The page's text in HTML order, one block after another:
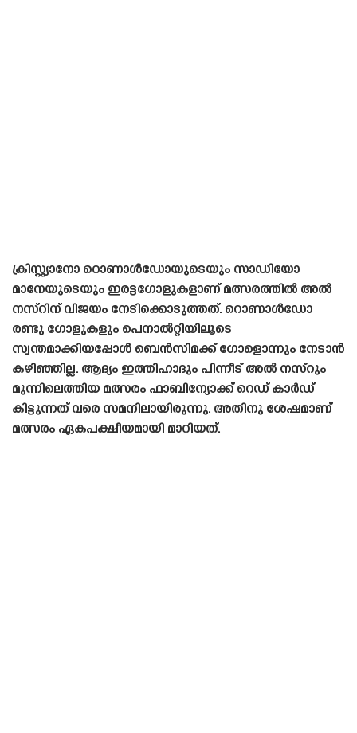
ക്രിസ്റ്റ്യാനോ റൊണാൾഡോയുടെയും സാഡിയോ
മാനേയുടെയും ഇരട്ടഗോളുകളാണ് മത്സരത്തിൽ അൽ
നസ്റിന് വിജയം നേടിക്കൊടുത്തത്. റൊണാൾഡോ
രണ്ടു ഗോളുകളും പെനാൽറ്റിയിലൂടെ
സ്വന്തമാക്കിയപ്പോൾ ബെൻസിമക്ക് ഗോളൊന്നും നേടാൻ
കഴിഞ്ഞില്ല. ആദ്യം ഇത്തിഹാദും പിന്നീട് അൽ നസ്‌റും
മുന്നിലെത്തിയ മത്സരം ഫാബിന്യോക്ക് റെഡ് കാർഡ്
കിട്ടുന്നത് വരെ സമനിലായിരുന്നു. അതിനു ശേഷമാണ്
മത്സരം ഏകപക്ഷീയമായി മാറിയത്.